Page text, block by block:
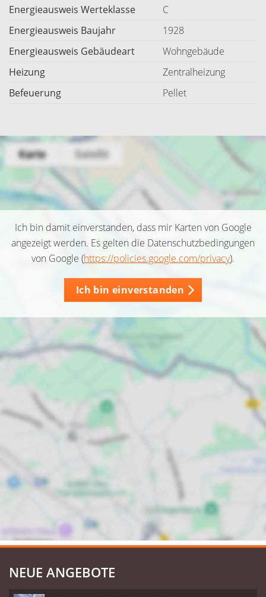
Energieausweis Werteklasse
C
Energieausweis Baujahr
1928
Energieausweis Gebäudeart
Wohngebäude
Heizung
Zentralheizung
Befeuerung
Pellet
Ich bin damit einverstanden, dass mir Karten von Google
angezeigt werden. Es gelten die Datenschutzbedingungen
von Google (https://policies.google.com/privacy).
Ich bin einverstanden
NEUE ANGEBOTE